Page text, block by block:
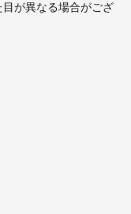
が異なる場合がござ